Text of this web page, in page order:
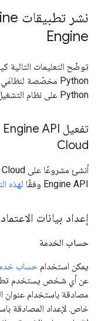
Engine
توضّح التعليمات التالية
Python على نظام التشغيل Windows، يمكنك
Cloud
Engine API وفقًا
لهذه
إعداد بيانات الاعتماد
حساب الخدمة
يمكن استخدام حساب
عن أي شخص يستخدم
مصادقة باستخدام عنوان
خاص. لإعداد المصادقة